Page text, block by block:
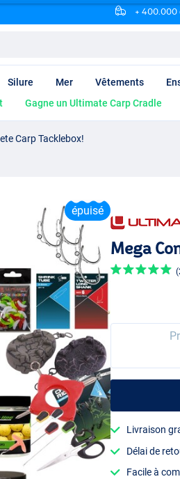
+ 400.000
Silure Mer Vêtements
Gagne un Ultimate Carp Cradle
Carp Tacklebox!
épuisé
Mega
Livraison
Délai de
Facile à